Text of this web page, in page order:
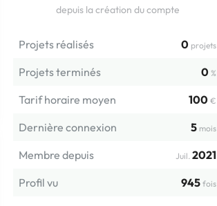
depuis la création du compte
Projets réalisés 0 projets
Projets terminés 0 %
Tarif horaire moyen 100 €
Dernière connexion 5 mois
Membre depuis Juil. 2021
Profil vu
945 fois